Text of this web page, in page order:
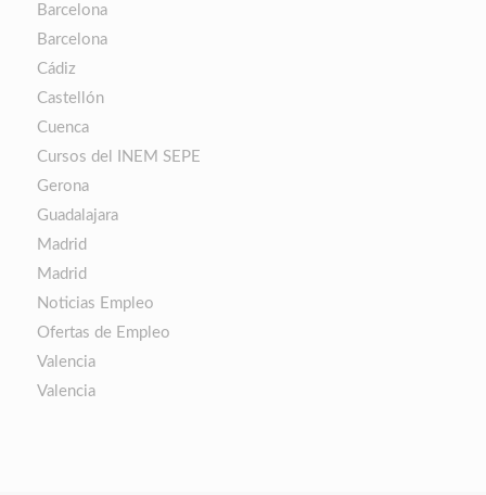
Barcelona
Barcelona
Cádiz
Castellón
Cuenca
Cursos del INEM SEPE
Gerona
Guadalajara
Madrid
Madrid
Noticias Empleo
Ofertas de Empleo
Valencia
Valencia